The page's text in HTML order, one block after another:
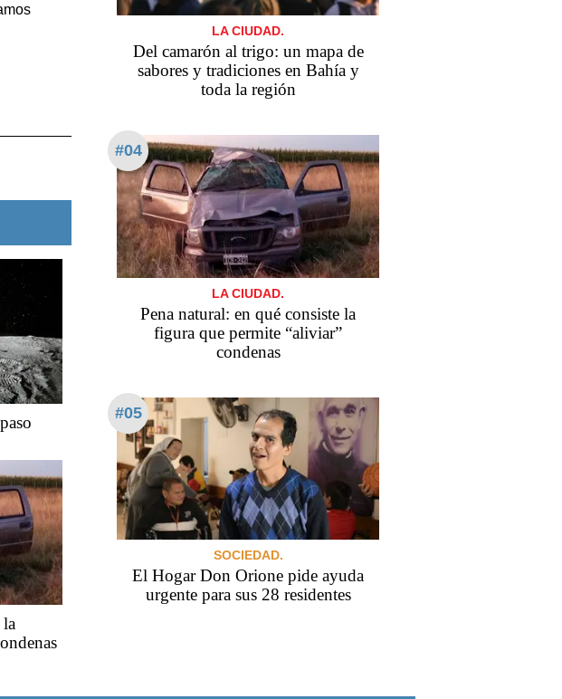
la
LA CIUDAD.
Del camarón al trigo: un mapa de
sabores y tradiciones en Bahía y
toda la región
#04
LA CIUDAD.
Pena natural: en qué consiste la
figura que permite “aliviar”
condenas
#05
SOCIEDAD.
El Hogar Don Orione pide ayuda
urgente para sus 28 residentes